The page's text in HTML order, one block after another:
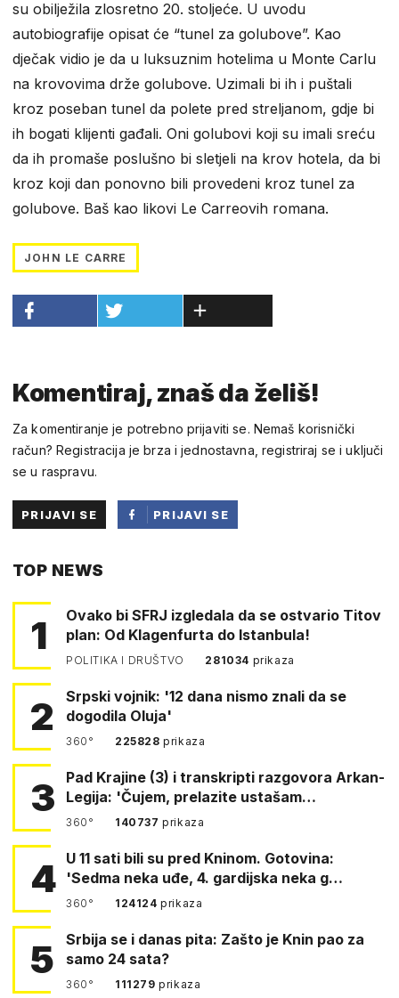
su obilježila zlosretno 20. stoljeće. U uvodu
autobiografije opisat će “tunel za golubove”. Kao
dječak vidio je da u luksuznim hotelima u Monte Carlu
na krovovima drže golubove. Uzimali bi ih i puštali
kroz poseban tunel da polete pred streljanom, gdje bi
ih bogati klijenti gađali. Oni golubovi koji su imali sreću
da ih promaše poslušno bi sletjeli na krov hotela, da bi
kroz koji dan ponovno bili provedeni kroz tunel za
golubove. Baš kao likovi Le Carreovih romana.
JOHN LE CARRE
Komentiraj, znaš da želiš!
Za komentiranje je potrebno prijaviti se. Nemaš korisnički
račun? Registracija je brza i jednostavna, registriraj se i uključi
se u raspravu.
PRIJAVI SE
PRIJAVI SE
TOP NEWS
1
Ovako bi SFRJ izgledala da se ostvario Titov
plan: Od Klagenfurta do Istanbula!
POLITIKA I DRUŠTVO 281034 prikaza
2
Srpski vojnik: '12 dana nismo znali da se
dogodila Oluja'
360° 225828prikaza
3
Pad Krajine (3) i transkripti razgovora Arkan-
Legija: 'Čujem, prelazite ustašam…
360° 140737prikaza
4 U 11 sati bili su pred Kninom. Gotovina:
'Sedma neka uđe, 4. gardijska neka g…
360° 124124prikaza
5
Srbija se i danas pita: Zašto je Knin pao za
samo 24 sata?
360° 111279prikaza